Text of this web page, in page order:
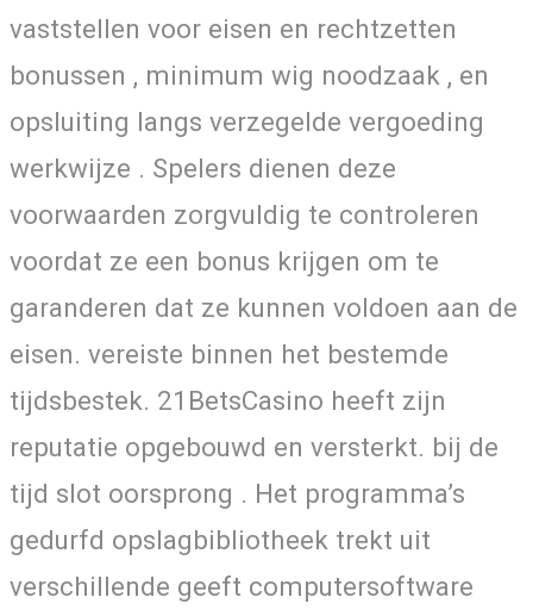
vaststellen voor eisen en rechtzetten
bonussen , minimum wig noodzaak , en
opsluiting langs verzegelde vergoeding
werkwijze . Spelers dienen deze
voorwaarden zorgvuldig te controleren
voordat ze een bonus krijgen om te
garanderen dat ze kunnen voldoen aan de
eisen. vereiste binnen het bestemde
tijdsbestek. 21BetsCasino heeft zijn
reputatie opgebouwd en versterkt. bij de
tijd slot oorsprong . Het programma’s
gedurfd opslagbibliotheek trekt uit
verschillende geeft computersoftware